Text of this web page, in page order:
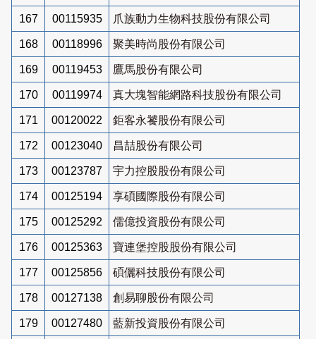
167 00115935 爪族動力生物科技股份有限公司
168 00118996 聚美時尚股份有限公司
169 00119453 鷹馬股份有限公司
170 00119974 真大塊智能網路科技股份有限公司
171 00120022 鉅客永饕股份有限公司
172 00123040 昌喆股份有限公司
173 00123787 宇力控股股份有限公司
174 00125194 享碩國際股份有限公司
175 00125292 儒億投資股份有限公司
176 00125363 寶連堡控股股份有限公司
177 00125856 碩儷科技股份有限公司
178 00127138 創易聊股份有限公司
179 00127480 藍新投資股份有限公司